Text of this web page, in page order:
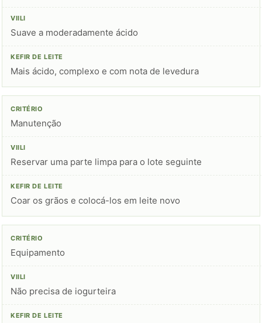
Suave a moderadamente ácido
Mais ácido, complexo e com nota de levedura
Manutenção
Reservar uma parte limpa para o lote seguinte
Coar os grãos e colocá-los em leite novo
Equipamento
Não precisa de iogurteira